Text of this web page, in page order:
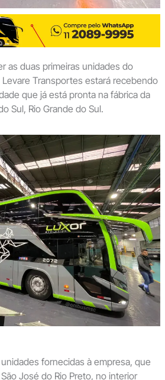
as duas primeiras unidades do
Levare Transportes estará recebendo
que já está pronta na fábrica da
Sul, Rio Grande do Sul.
fornecidas à empresa, que
José do Rio Preto, no interior